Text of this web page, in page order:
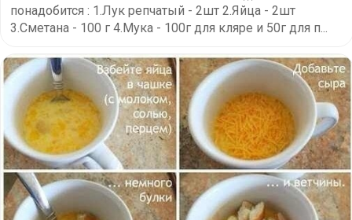
понадобится : 1.Лук репчатый - 2шт 2.Яйца - 2шт
3.Сметана - 100 г 4.Мука - 100г для кляре и 50г для п...